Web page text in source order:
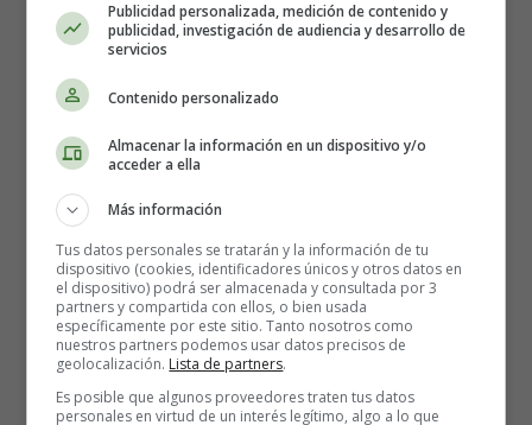
La hora del baño es mucho
más que un ritual de
higiene para los niños y
especialmente, para los
bebés.
Publicidad personalizada, medición de contenido y
publicidad, investigación de audiencia y desarrollo de
servicios
Contenido personalizado
Almacenar la información en un dispositivo y/o
acceder a ella
Más información
Tus datos personales se tratarán y la información de tu
dispositivo (cookies, identificadores únicos y otros datos en
el dispositivo) podrá ser almacenada y consultada por 3
partners y compartida con ellos, o bien usada
específicamente por este sitio. Tanto nosotros como
nuestros partners podemos usar datos precisos de
geolocalización. Lista de partners.
Es posible que algunos proveedores traten tus datos
personales en virtud de un interés legítimo, algo a lo que